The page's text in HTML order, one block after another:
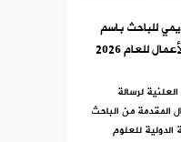
للباحث باسم
للعام 2026
لرسالة
المقدمة من الباحث
للعلوم